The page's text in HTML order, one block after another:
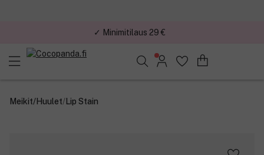
✓ Minimitilaus 29 €
Löydä suosikkisi 25.391 tuotteen joukosta..
Meikit/Huulet/Lip Stain